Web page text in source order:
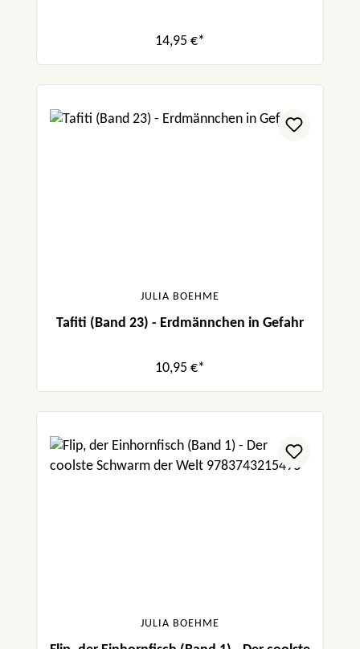
14,95 €*
JULIA BOEHME
Tafiti (Band 23) - Erdmännchen in Gefahr
10,95 €*
JULIA BOEHME